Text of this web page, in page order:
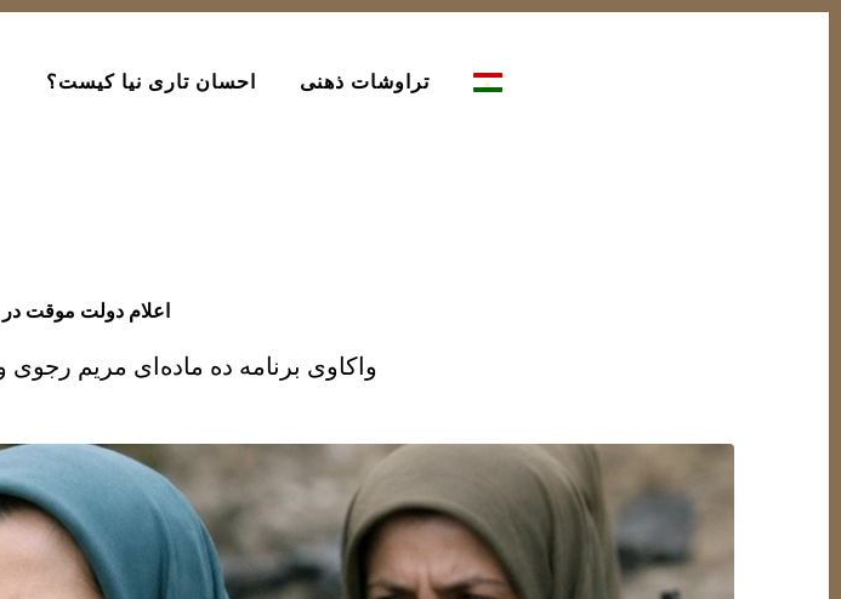
احسان تاری نیا کیست؟ تراوشات ذهنی
اعلام دولت موقت
واکاوی برنامه ده ماده‌ای مریم